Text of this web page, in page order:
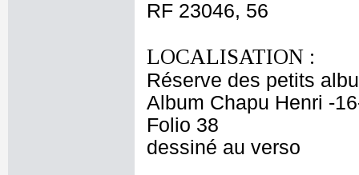
RF 23046, 56
LOCALISATION :
Réserve des petits
Album Chapu Henri -
Folio 38
dessiné au verso